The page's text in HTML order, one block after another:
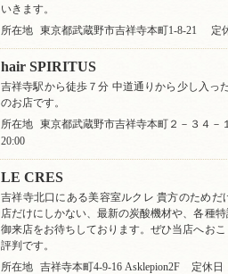
いきます。
所在地
東京都武蔵野市吉祥寺本町1-8-21 定
hair SPIRITUS
吉祥寺駅から徒歩７分 中道通りから少し入っ
のお店です。
所在地
東京都武蔵野市吉祥寺本町２－３４－
20:00
LE CRES
吉祥寺北口にある美容室ルクレ 貴方のため
店だけにしかない、最新の炭酸機材や、各種
御来店をお待ちしております。ぜひ当店へお
評判です。
所在地
吉祥寺本町4-9-16 Asklepion2F 定休日